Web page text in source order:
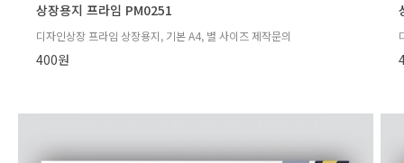
상장용지 프라임 PM0251
디자인상장 프라임 상장용지, 기본 A4, 별 사이즈 제작문의
400원